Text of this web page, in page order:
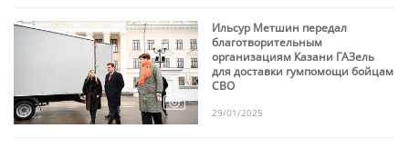
Ильсур Метшин передал
благотворительным
организациям Казани ГАЗель
для доставки гумпомощи бойцам
СВО
29/01/2025